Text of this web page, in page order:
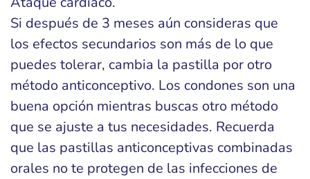
Si después de 3 meses aún consideras que
los efectos secundarios son más de lo que
puedes tolerar, cambia la pastilla por otro
método anticonceptivo. Los condones son una
buena opción mientras buscas otro método
que se ajuste a tus necesidades. Recuerda
que las pastillas anticonceptivas combinadas
orales no te protegen de las infecciones de